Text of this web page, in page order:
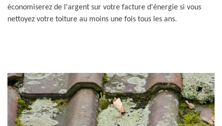
économiserez de l'argent sur votre facture d'énergie si vous
nettoyez votre toiture au moins une fois tous les ans.